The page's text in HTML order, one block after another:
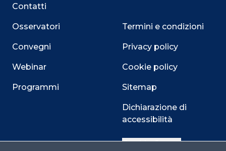
Contatti
Osservatori
Convegni
Webinar
Programmi
Termini e condizioni
Privacy policy
Cookie policy
Sitemap
Dichiarazione di
accessibilità
Cookie Center